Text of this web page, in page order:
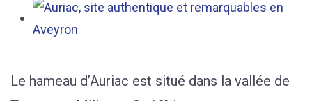
Le hameau d’Auriac est situé dans la vallée de